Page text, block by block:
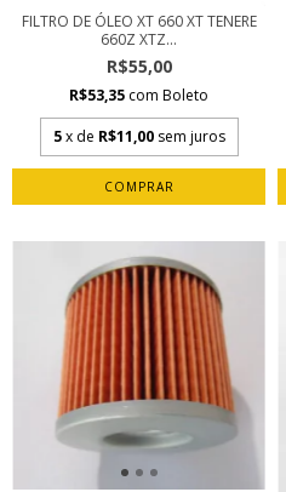
FILTRO DE ÓLEO XT 660 XT TENERE
660Z XTZ...
R$55,00
R$53,35 com Boleto
5 x de R$11,00 sem juros